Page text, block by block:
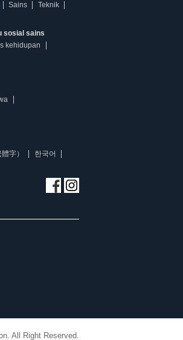
Sains
Teknik
sosial sains
kehidupan
字）
한국어
All Right Reserved.